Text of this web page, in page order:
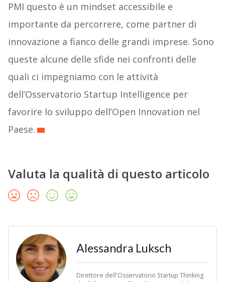
PMI questo è un mindset accessibile e
importante da percorrere, come partner di
innovazione a fianco delle grandi imprese. Sono
queste alcune delle sfide nei confronti delle
quali ci impegniamo con le attività
dell’Osservatorio Startup Intelligence per
favorire lo sviluppo dell’Open Innovation nel
Paese.
Valuta la qualità di questo articolo
Alessandra Luksch
Direttore dell'Osservatorio Startup Thinking